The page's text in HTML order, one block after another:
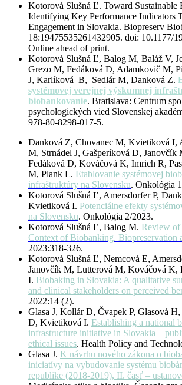
Kotorová Slušná Ľ. Toward Sustainable
Identifying Key Performance Indicators
Engagement in Slovakia. Biopreserv
18:19475535261432905. doi: 10.1177/
Online ahead of print.
Kotorová Slušná Ľ, Balog M, Baláž V,
Grezo M, Fedáková D, Adamkovič M,
J, Karlíková B, Sedlár M, Danková Z.
systémovej verejnej výskumnej
biobankovanie. Bratislava: Centrum
psychologických vied Slovenskej
978-80-8298-017-5.
Danková Z, Chovanec M, Kvietiková I,
M, Strnádel J, Gašperíková D, Janovčík
Fedáková D, Kováčová K, Imrich R,
M, Plank L. Etablovanie systémovej
infraštruktúry na Slovensku. Onkológia
Kotorová Slušná Ľ, Amersdorfer P,
Kvietiková I. Potenciálne efekty
na Slovensku. Onkológia 2/2023.
Kotorová Slušná Ľ, Balog M. Review of
Context of Biobanking. Biopreservation
2023:318-326.
Kotorová Slušná Ľ, Nemcová E,
Janovčík M, Lutterová M, Kováčová K,
I. Biobaking in Slovakia: A qualitative
and clinical stakeholders on perceived
2022:14 (2).
Glasa J, Kollár D, Čvapek P, Glasová
D, Kvietiková I. Establishing a national
infrastructure initiative in Slovakia –
ethical issues. Health Policy and
Glasa J. K návrhu nového zákona o
iniciatívy na vybudovanie systému
republike (2018-2019), II. časť –